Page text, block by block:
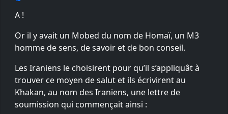
A !
Or il y avait un Mobed du nom de Homaï, un M3
homme de sens, de savoir et de bon conseil.
Les Iraniens le choisirent pour qu’il s’appliquât à
trouver ce moyen de salut et ils écrivirent au
Khakan, au nom des Iraniens, une lettre de
soumission qui commençait ainsi :